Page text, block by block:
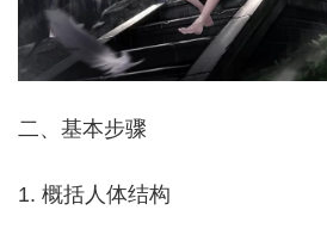
二、基本步骤
1. 概括人体结构